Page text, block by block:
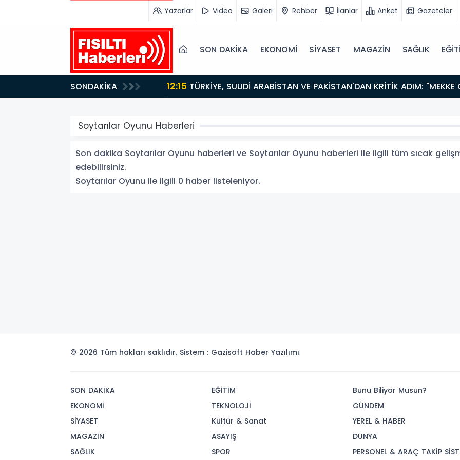
Yazarlar Video Galeri Rehber İlanlar Anket Gazeteler
SON DAKİKA EKONOMİ SİYASET MAGAZİN SAĞLIK
SONDAKİKA 12:15
İMZALANDI!
Soytarılar Oyunu Haberleri
Son dakika Soytarılar Oyunu haberleri ve Soytarılar Oyunu haberleri ile ilgili tüm sıcak
edebilirsiniz.
Soytarılar Oyunu ile ilgili 0 haber listeleniyor.
© 2026 Tüm hakları saklıdır. Sistem : Gazisoft Haber Yazılımı
SON DAKİKA
EKONOMİ
SİYASET
MAGAZİN
SAĞLIK
EĞİTİM
TEKNOLOJİ
Kültür & Sanat
ASAYİŞ
SPOR
Bunu Biliyor Musun?
GÜNDEM
YEREL & HABER
DÜNYA
PERSONEL & ARAÇ TAKİP